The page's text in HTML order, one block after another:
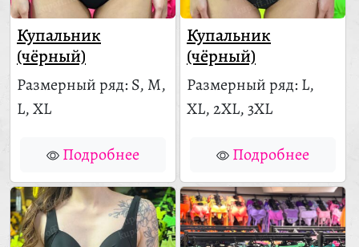
Купальник
(чёрный)
Размерный ряд: S, M,
L, XL
Подробнее
Купальник
(чёрный)
Размерный ряд: L,
XL, 2XL, 3XL
Подробнее